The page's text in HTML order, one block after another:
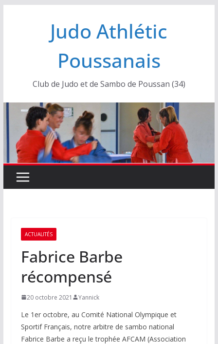
Judo Athlétic
Poussanais
Club de Judo et de Sambo de Poussan (34)
ACTUALITÉS
Fabrice Barbe
récompensé
20 octobre 2021 Yannick
Le 1er octobre, au Comité National Olympique et
Sportif Français, notre arbitre de sambo national
Fabrice Barbe a reçu le trophée AFCAM (Association